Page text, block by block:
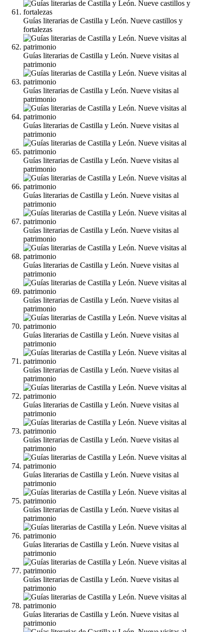
Guías literarias de Castilla y León. Nueve castillos y
fortalezas
Guías literarias de Castilla y León. Nueve visitas al
patrimonio
Guías literarias de Castilla y León. Nueve visitas al
patrimonio
Guías literarias de Castilla y León. Nueve visitas al
patrimonio
Guías literarias de Castilla y León. Nueve visitas al
patrimonio
Guías literarias de Castilla y León. Nueve visitas al
patrimonio
Guías literarias de Castilla y León. Nueve visitas al
patrimonio
Guías literarias de Castilla y León. Nueve visitas al
patrimonio
Guías literarias de Castilla y León. Nueve visitas al
patrimonio
Guías literarias de Castilla y León. Nueve visitas al
patrimonio
Guías literarias de Castilla y León. Nueve visitas al
patrimonio
Guías literarias de Castilla y León. Nueve visitas al
patrimonio
Guías literarias de Castilla y León. Nueve visitas al
patrimonio
Guías literarias de Castilla y León. Nueve visitas al
patrimonio
Guías literarias de Castilla y León. Nueve visitas al
patrimonio
Guías literarias de Castilla y León. Nueve visitas al
patrimonio
Guías literarias de Castilla y León. Nueve visitas al
patrimonio
Guías literarias de Castilla y León. Nueve visitas al
patrimonio